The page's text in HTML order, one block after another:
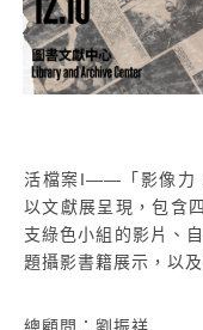
活檔案I——「影像力
以文獻展呈現，包含
支綠色小組的影片、
題攝影書籍展示，以